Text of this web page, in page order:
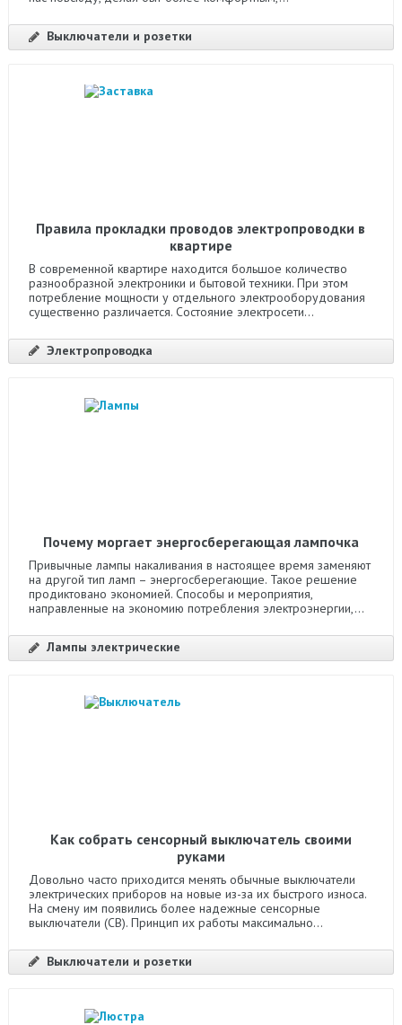
Выключатели и розетки
Правила прокладки проводов электропроводки в
квартире
В современной квартире находится большое количество
разнообразной электроники и бытовой техники. При этом
потребление мощности у отдельного электрооборудования
существенно различается. Состояние электросети...
Электропроводка
Почему моргает энергосберегающая лампочка
Привычные лампы накаливания в настоящее время заменяют
на другой тип ламп – энергосберегающие. Такое решение
продиктовано экономией. Способы и мероприятия,
направленные на экономию потребления электроэнергии,...
Лампы электрические
Как собрать сенсорный выключатель своими
руками
Довольно часто приходится менять обычные выключатели
электрических приборов на новые из-за их быстрого износа.
На смену им появились более надежные сенсорные
выключатели (СВ). Принцип их работы максимально...
Выключатели и розетки